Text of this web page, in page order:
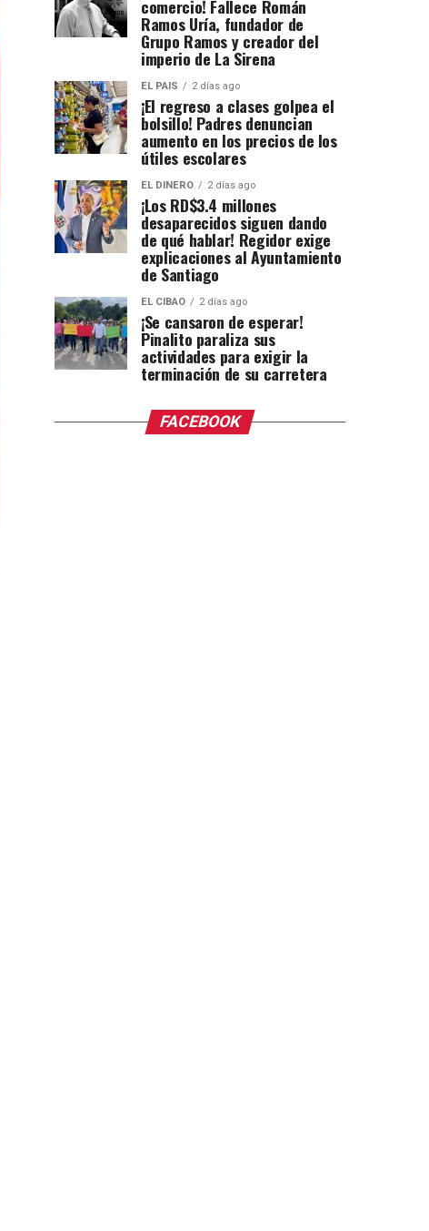
comercio! Fallece Román
Ramos Uría, fundador de
Grupo Ramos y creador del
imperio de La Sirena
EL PAIS 2 días ago
¡El regreso a clases golpea el
bolsillo! Padres denuncian
aumento en los precios de los
útiles escolares
EL DINERO 2 días ago
¡Los RD$3.4 millones
desaparecidos siguen dando
de qué hablar! Regidor exige
explicaciones al Ayuntamiento
de Santiago
EL CIBAO 2 días ago
¡Se cansaron de esperar!
Pinalito paraliza sus
actividades para exigir la
terminación de su carretera
FACEBOOK